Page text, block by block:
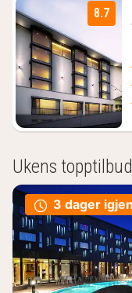
8.7
Ukens topptilbud
3 dager igjen